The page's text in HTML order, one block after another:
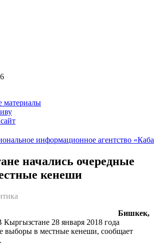
материалы
начались очередные
кенеши
Бишкек,
Кыргызстане 28 января 2018 года
выборы в местные кенеши, сообщает